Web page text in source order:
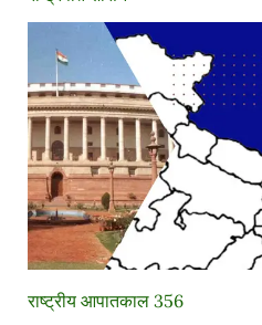
राष्ट्रीय आपातकाल 356